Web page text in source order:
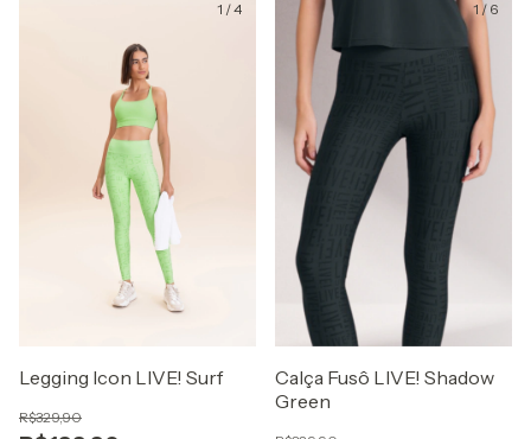
1 /4
Legging Icon LIVE! Surf
R$329,90
1 / 6
Calça Fusô LIVE! Shadow
Green